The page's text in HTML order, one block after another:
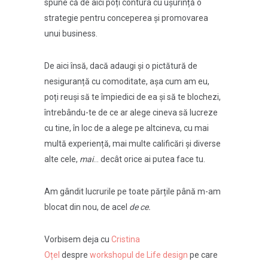
spune că de aici poți contura cu ușurință o
strategie pentru conceperea și promovarea
unui business.
De aici însă, dacă adaugi și o pictătură de
nesiguranță cu comoditate, așa cum am eu,
poți reuși să te împiedici de ea și să te blochezi,
întrebându-te de ce ar alege cineva să lucreze
cu tine, în loc de a alege pe altcineva, cu mai
multă experiență, mai multe calificări și diverse
alte cele, mai… decât orice ai putea face tu.
Am gândit lucrurile pe toate părțile până m-am
blocat din nou, de acel de ce.
Vorbisem deja cu Cristina
Oțel despre workshopul de Life design pe care